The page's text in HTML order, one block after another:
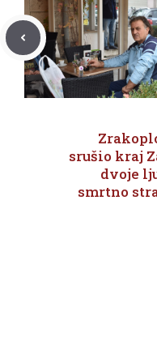
srušio kraj
dvoje
smrtno